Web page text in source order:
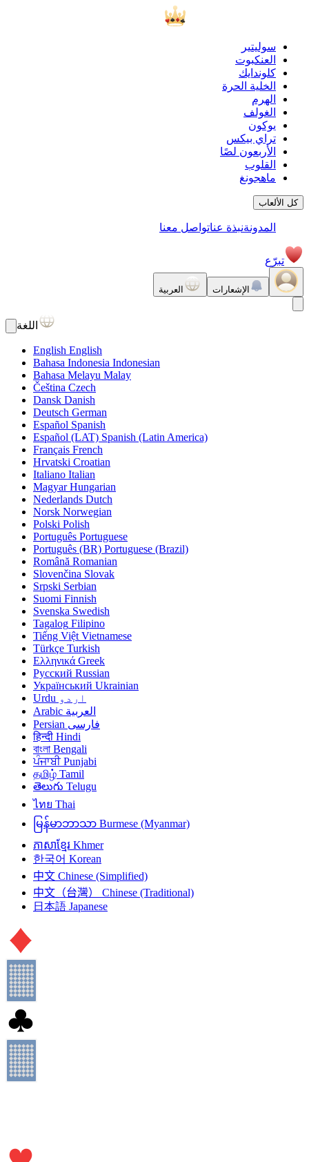
سوليتير
العنكبوت
كلوندايك
الخلية الحرة
الهرم
الغولف
يوكون
تراي بيكس
الأربعون لصًا
القلوب
ماهجونغ
كل الألعاب
المدونةنبذة عناتواصل معنا
تبرّع
الإشعارات العربية
اللغة
English English
Bahasa Indonesia Indonesian
Bahasa Melayu Malay
Čeština Czech
Dansk Danish
Deutsch German
Español Spanish
Español (LAT) Spanish (Latin America)
Français French
Hrvatski Croatian
Italiano Italian
Magyar Hungarian
Nederlands Dutch
Norsk Norwegian
Polski Polish
Português Portuguese
Português (BR) Portuguese (Brazil)
Română Romanian
Slovenčina Slovak
Srpski Serbian
Suomi Finnish
Svenska Swedish
Tagalog Filipino
Tiếng Việt Vietnamese
Türkçe Turkish
Ελληνικά Greek
Русский Russian
Український Ukrainian
اردو Urdu
العربية Arabic
فارسی Persian
हिन्दी Hindi
বাংলা Bengali
ਪੰਜਾਬੀ Punjabi
தமிழ் Tamil
తెలుగు Telugu
ไทย Thai
မြန်မာဘာသာ Burmese (Myanmar)
ភាសាខ្មែរ Khmer
한국어 Korean
中文 Chinese (Simplified)
中文（台灣）
Chinese (Traditional)
日本語 Japanese